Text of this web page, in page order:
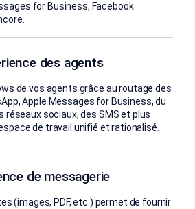
for Business, Facebook
des agents
de vos agents grâce au routage des
Apple Messages for Business, du
réseaux sociaux, des SMS et plus
de travail unifié et rationalisé.
de messagerie
(images, PDF, etc.) permet de fournir